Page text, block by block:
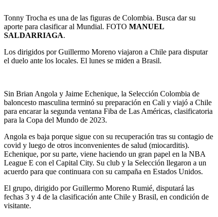
Tonny Trocha es una de las figuras de Colombia. Busca dar su
aporte para clasificar al Mundial. FOTO MANUEL
SALDARRIAGA.
Los dirigidos por Guillermo Moreno viajaron a Chile para disputar
el duelo ante los locales. El lunes se miden a Brasil.
Sin Brian Angola y Jaime Echenique, la Selección Colombia de
baloncesto masculina terminó su preparación en Cali y viajó a Chile
para encarar la segunda ventana Fiba de Las Américas, clasificatoria
para la Copa del Mundo de 2023.
Angola es baja porque sigue con su recuperación tras su contagio de
covid y luego de otros inconvenientes de salud (miocarditis).
Echenique, por su parte, viene haciendo un gran papel en la NBA
League E con el Capital City. Su club y la Selección llegaron a un
acuerdo para que continuara con su campaña en Estados Unidos.
El grupo, dirigido por Guillermo Moreno Rumié, disputará las
fechas 3 y 4 de la clasificación ante Chile y Brasil, en condición de
visitante.